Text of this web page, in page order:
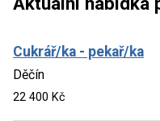
Cukrář/ka - pekař/ka
Děčín
22 400 Kč